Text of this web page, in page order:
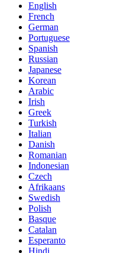
English
French
German
Portuguese
Spanish
Russian
Japanese
Korean
Arabic
Irish
Greek
Turkish
Italian
Danish
Romanian
Indonesian
Czech
Afrikaans
Swedish
Polish
Basque
Catalan
Esperanto